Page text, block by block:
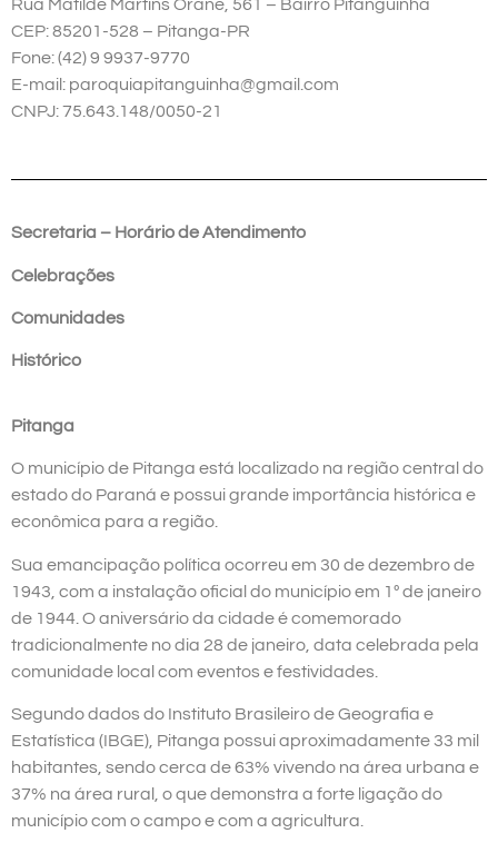
Rua Matilde Martins Orane, 561 – Bairro Pitanguinha
CEP: 85201-528 – Pitanga-PR
Fone: (42) 9 9937-9770
E-mail: paroquiapitanguinha@gmail.com
CNPJ: 75.643.148/0050-21
Secretaria – Horário de Atendimento
Celebrações
Comunidades
Histórico
Pitanga
O município de Pitanga está localizado na região central do
estado do Paraná e possui grande importância histórica e
econômica para a região.
Sua emancipação política ocorreu em 30 de dezembro de
1943, com a instalação oficial do município em 1º de janeiro
de 1944. O aniversário da cidade é comemorado
tradicionalmente no dia 28 de janeiro, data celebrada pela
comunidade local com eventos e festividades.
Segundo dados do Instituto Brasileiro de Geografia e
Estatística (IBGE), Pitanga possui aproximadamente 33 mil
habitantes, sendo cerca de 63% vivendo na área urbana e
37% na área rural, o que demonstra a forte ligação do
município com o campo e com a agricultura.